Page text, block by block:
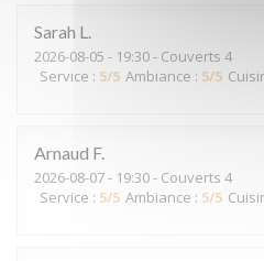
Sarah L
2026-08-05 - 19:30 - Couverts 4
Service : 5/5 Ambiance : 5/5
Arnaud F
2026-08-07- 19:30 - Couverts 4
Service : 5/5 Ambiance : 5/5